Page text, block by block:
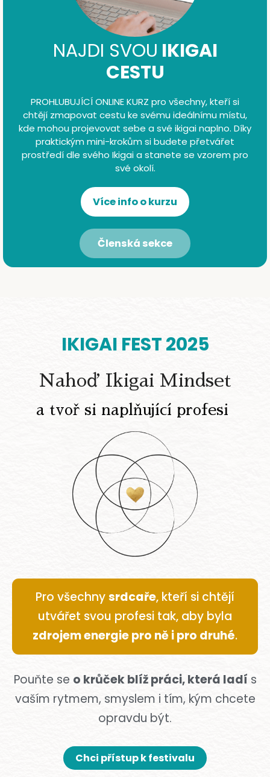
NAJDI SVOU IKIGAI
CESTU
PROHLUBUJÍCÍ ONLINE KURZ pro všechny, kteří si
chtějí zmapovat cestu ke svému ideálnímu místu,
kde mohou projevovat sebe a své ikigai naplno. Díky
praktickým mini-krokům si budete přetvářet
prostředí dle svého Ikigai a stanete se vzorem pro
své okolí.
Více info o kurzu
Členská sekce
IKIGAI FEST 2025
Nahoď Ikigai Mindset
a tvoř si naplňující profesi
Pro všechnysrdcaře, kteří si chtějí
utvářet svou profesi tak, aby byla
zdrojem energie pro ně i pro druhé.
Pouňte se o krůček blíž práci, která ladí s
vaším rytmem, smyslem i tím, kým chcete
opravdu být.
Chci přístup k festivalu